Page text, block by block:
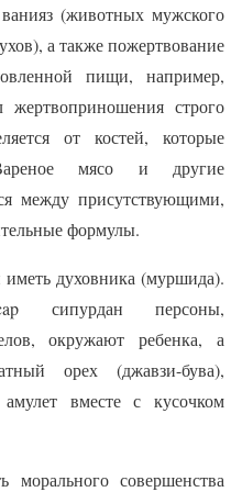
(животных мужского
а так­же пожертвование
пищи, например,
строго
от костей, которые
мясо и другие
между присутствую­щими,
формулы.
духовника (муршида).
сипурдан персоны,
окру­жают ребенка, а
орех (джавзи-бува),
вместе с кусочком
морального совершенства